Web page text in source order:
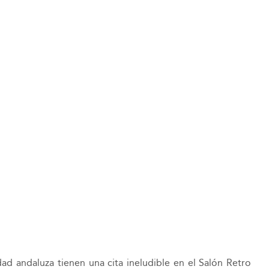
andaluza tienen una cita ineludible en el Salón Retro